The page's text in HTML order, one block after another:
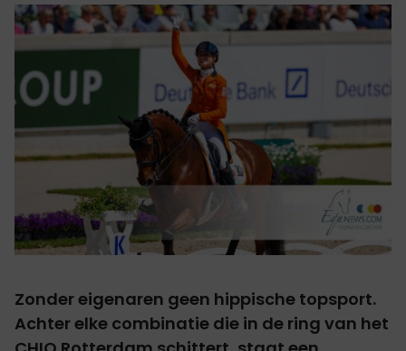
Zonder eigenaren geen hippische topsport.
Achter elke combinatie die in de ring van het